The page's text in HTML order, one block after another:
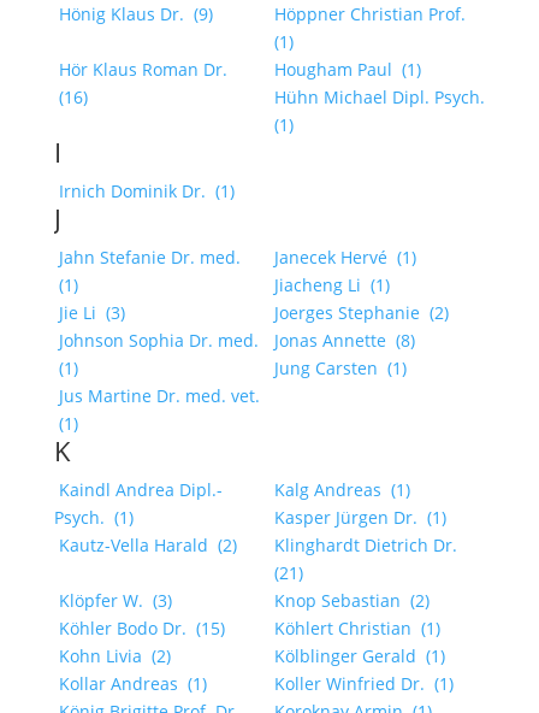
Hönig Klaus Dr. (9)
Höppner Christian Prof.
(1)
Hör Klaus Roman Dr.
(16)
Hougham Paul (1)
Hühn Michael Dipl. Psych.
(1)
I
Irnich Dominik Dr. (1)
J
Jahn Stefanie Dr. med.
(1)
Janecek Hervé (1)
Jiacheng Li (1)
Jie Li (3) Joerges Stephanie (2)
Johnson Sophia Dr. med.
(1)
Jonas Annette (8)
Jung Carsten (1)
Jus Martine Dr. med. vet.
(1)
K
Kaindl Andrea Dipl.-
Psych. (1)
Kalg Andreas (1)
Kasper Jürgen Dr. (1)
Kautz-Vella Harald (2)
Klinghardt Dietrich Dr.
(21)
Klöpfer W. (3) Knop Sebastian (2)
Köhler Bodo Dr. (15) Köhlert Christian (1)
Kohn Livia (2) Kölblinger Gerald (1)
Kollar Andreas (1) Koller Winfried Dr. (1)